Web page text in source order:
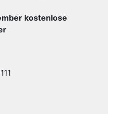
kostenlose